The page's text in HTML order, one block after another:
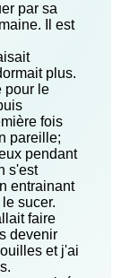
par sa
Il est
plus.
pour le
fois
pareille;
pendant
s'est
entrainant
sucer.
faire
devenir
et j'ai